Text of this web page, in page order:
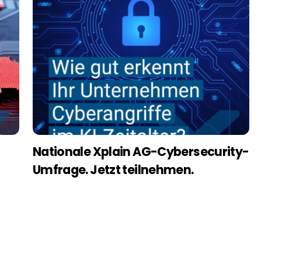
Nationale Xplain AG-Cybersecurity-
Umfrage. Jetzt teilnehmen.